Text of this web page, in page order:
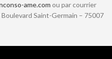
ame.com ou par courrier
Saint-Germain – 75007